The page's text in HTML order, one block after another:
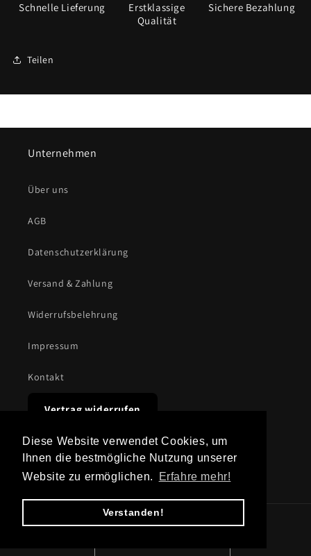
Diese Website verwendet Cookies, um
Ihnen die bestmögliche Nutzung unserer
Website zu ermöglichen.
Erfahre mehr!
Verstanden!
Schnelle Lieferung
Erstklassige
Qualität
Sichere Bezahlung
Teilen
Unternehmen
Über uns
AGB
Datenschutzerklärung
Versand & Zahlung
Widerrufsbelehrung
Impressum
Kontakt
Vertrag widerrufen
Instagram
TikTok